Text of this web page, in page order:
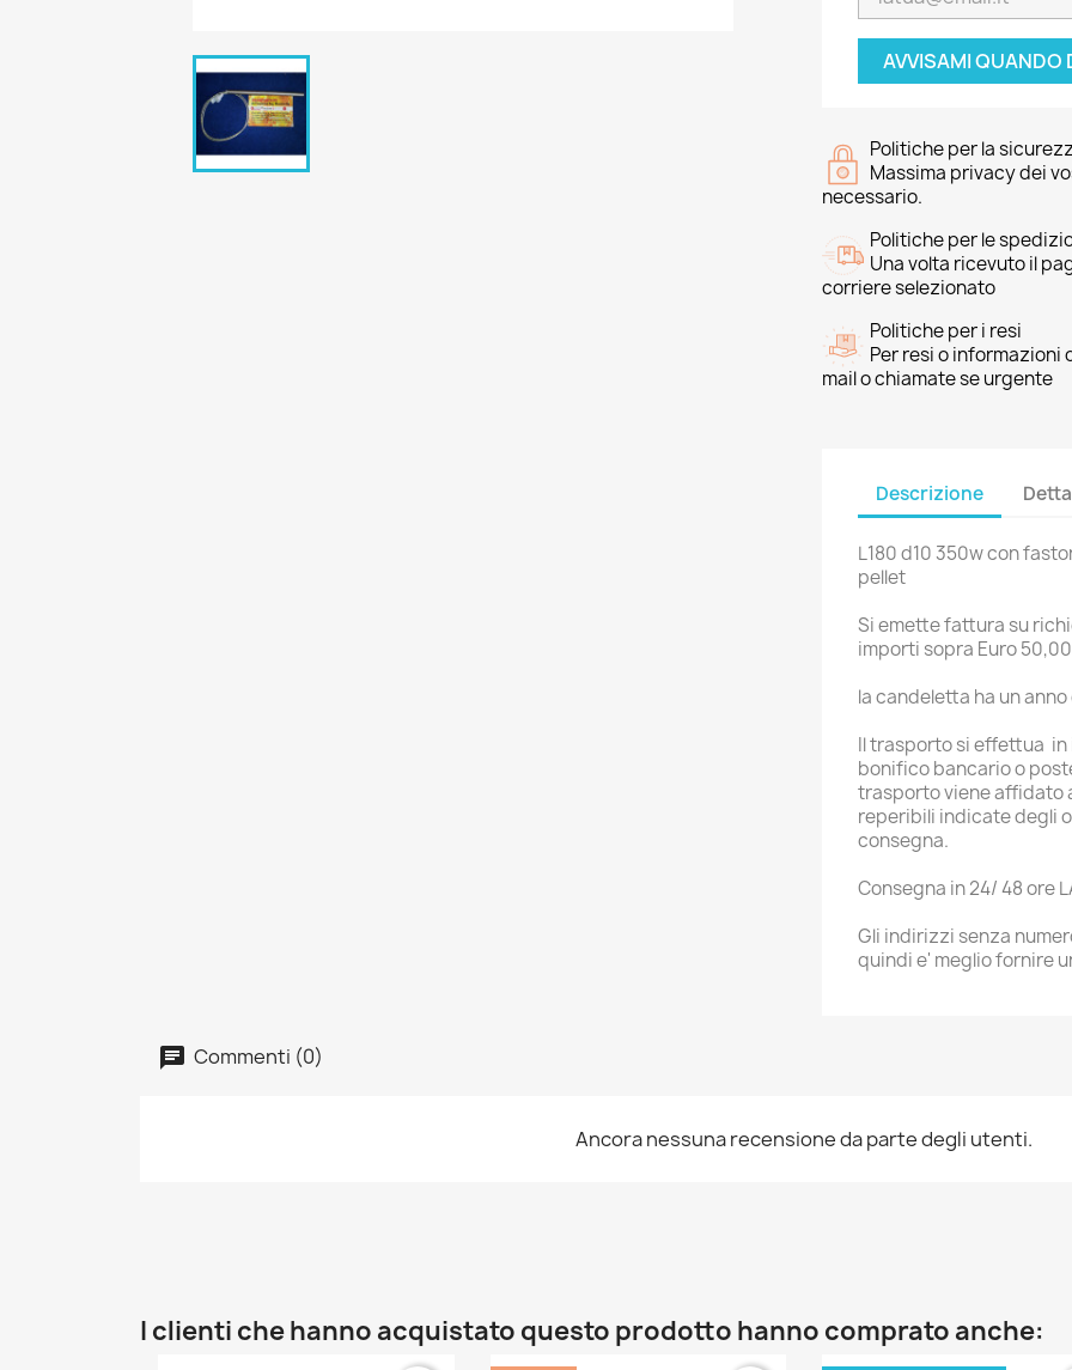
AVVISAMI QUANDO
Politiche per la
Massima privacy dei
necessario.
Politiche per le
Una volta ricevuto il
corriere selezionato
Politiche per i resi
Per resi o
mail o chiamate se urgente
Descrizione
L180 d10 350w con
pellet
Si emette fattura su
importi sopra Euro
la candeletta ha un
Il trasporto si effettua in
bonifico bancario o
trasporto viene affidato
reperibili indicate degli
consegna.
Consegna in 24/ 48 ore
Gli indirizzi senza
quindi e' meglio fornire
Commenti (0)
Ancora nessuna recensione da parte degli utenti.
I clienti che hanno acquistato questo prodotto hanno comprato anche: